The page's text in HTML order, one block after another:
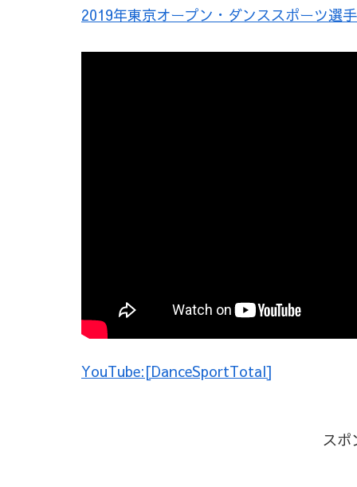
2019年東京オープン・ダンススポーツ選
YouTube:[DanceSportTotal]
スポ